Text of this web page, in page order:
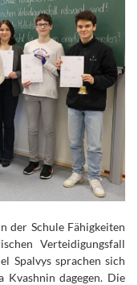
der Schule Fähigkeiten
Verteidigungsfall
Spalvys sprachen sich
Kvashnin dagegen. Die